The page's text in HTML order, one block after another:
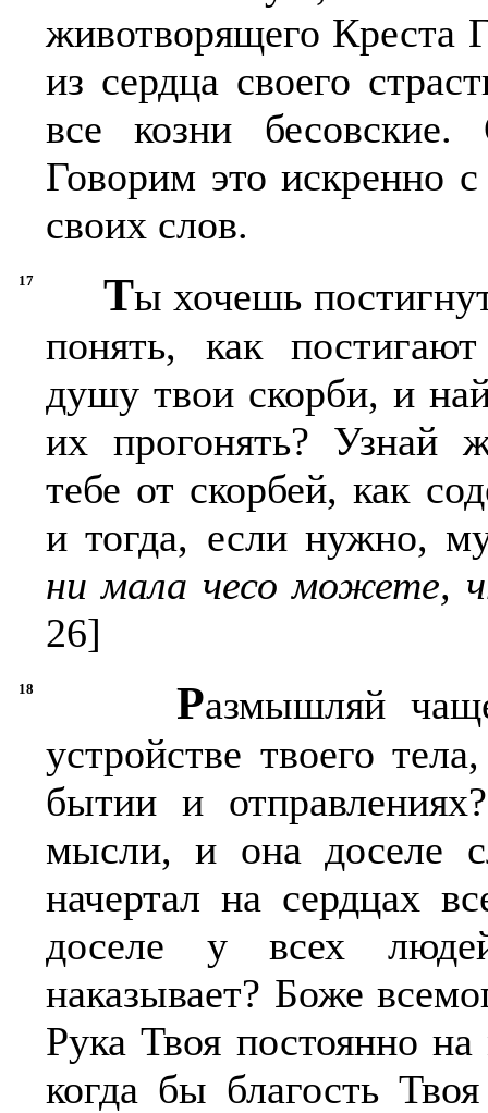
животворящего Креста
из сердца своего
все козни
Говорим это искренно
своих слов.
17 Ты хочешь
понять, как
душу твои скорби, и
их прогонять? Узнай
тебе от скорбей, как
и тогда, если нужно,
ни мала чесо можете,
26]
18 Размышляй
устройстве твоего
бытии и
мысли, и она доселе
начертал на сердцах
доселе у всех
наказывает? Боже
Рука Твоя постоянно
когда бы благость